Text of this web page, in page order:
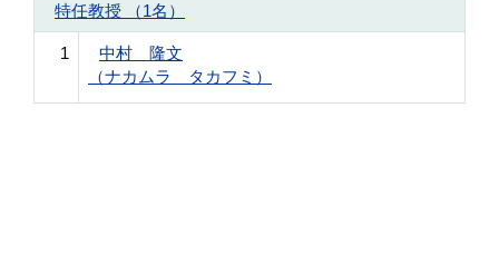
特任教授 （1名）
1
中村 隆文
（ナカムラ タカフミ）